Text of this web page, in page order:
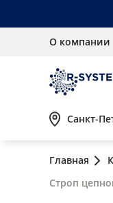
О компании
Санкт-
Главная
Строп